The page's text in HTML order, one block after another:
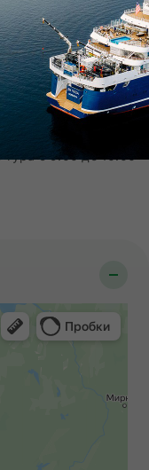
«Игора Драйв»
с 9:00 до 10:00